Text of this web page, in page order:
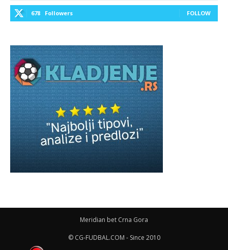
678 Followers FOLLOW
Meridian bet Crna Gora
© CG-FUDBAL.COM - Since 2010